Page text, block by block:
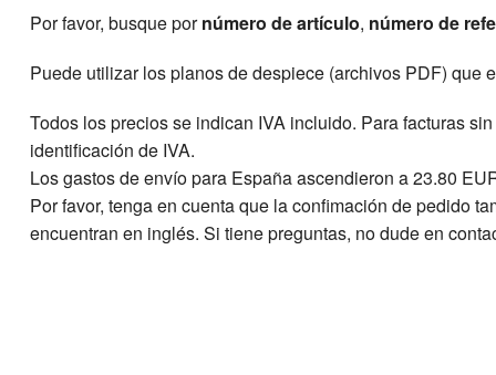
Por favor, busque pornúmero de artículo, número de
Puede utilizar los planos de despiece (archivos PDF) que
Todos los precios se indican IVA incluido. Para facturas
identificación de IVA.
Los gastos de envío para España ascendieron a 23.80
Por favor, tenga en cuenta que la confimación de pedido
encuentran en inglés. Si tiene preguntas, no dude en